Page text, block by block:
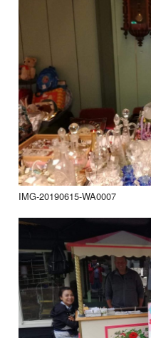
IMG-20190615-WA0007